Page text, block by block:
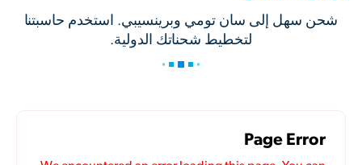
شحن سهل إلى سان تومي وبرينسيبي. استخدم حاسبتنا
لتخطيط شحناتك الدولية.